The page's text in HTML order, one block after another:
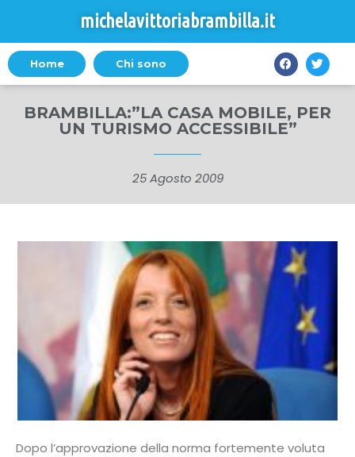
michelavittoriabrambilla.it
Home Chi sono
BRAMBILLA:”LA CASA MOBILE, PER
UN TURISMO ACCESSIBILE”
25 Agosto 2009
Dopo l’approvazione della norma fortemente voluta